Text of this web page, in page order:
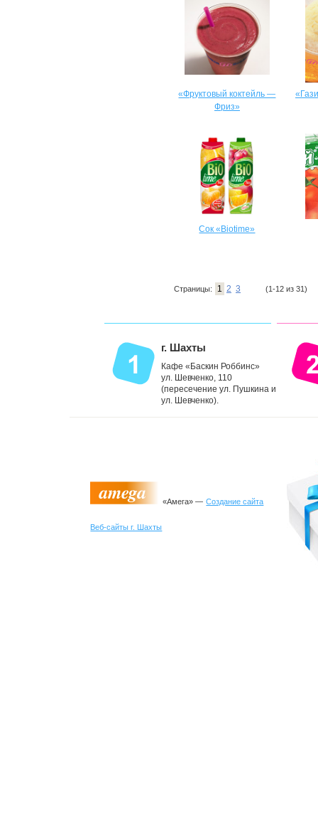
«Фруктовый коктейль —
Фриз»
Сок «Biotime»
Страницы: 1 2 3 (1-12 из 31)
г. Шахты
Кафе «Баскин Роббинс»
ул. Шевченко, 110
(пересечение ул. Пушкина и
ул. Шевченко).
«Амега» — Создание сайта
Веб-сайты г. Шахты